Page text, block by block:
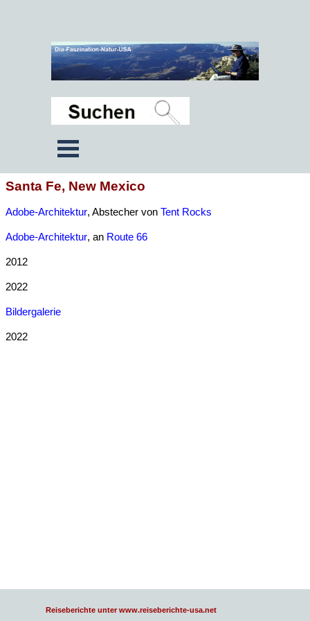
Santa Fe, New Mexico
Adobe-Architektur, Abstecher von Tent Rocks
Adobe-Architektur, an Route 66
2012
2022
Bildergalerie
2022
Reiseberichte unter www.reiseberichte-usa.net